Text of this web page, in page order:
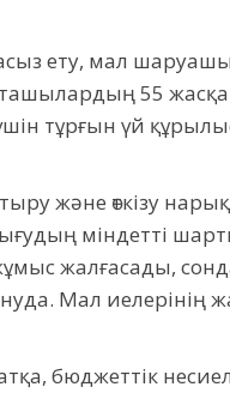
ету, мал
55
тұрғын үй
және өткізу
міндетті
жалғасады,
Мал иелерінің
бюджеттік